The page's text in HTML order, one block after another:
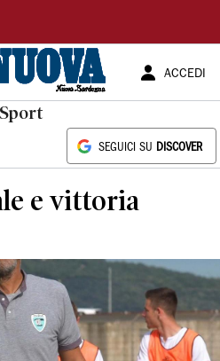
ACCEDI
Sport
SEGUICI SU DISCOVER
e vittoria